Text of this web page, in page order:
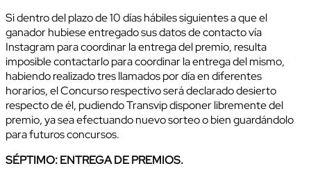
Si dentro del plazo de 10 días hábiles siguientes a que el
ganador hubiese entregado sus datos de contacto vía
Instagram para coordinar la entrega del premio, resulta
imposible contactarlo para coordinar la entrega del mismo,
habiendo realizado tres llamados por día en diferentes
horarios, el Concurso respectivo será declarado desierto
respecto de él, pudiendo Transvip disponer libremente del
premio, ya sea efectuando nuevo sorteo o bien guardándolo
para futuros concursos.
SÉPTIMO: ENTREGA DE PREMIOS.